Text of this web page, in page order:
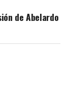
de Abelardo